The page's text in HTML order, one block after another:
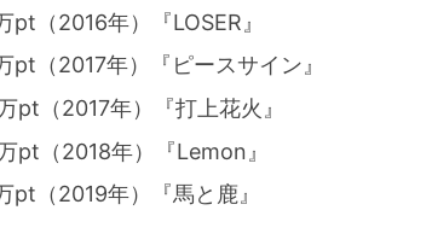
pt（2016年）『LOSER』
pt（2017年）『ピースサイン』
pt（2017年）『打上花火』
pt（2018年）『Lemon』
pt（2019年）『馬と鹿』